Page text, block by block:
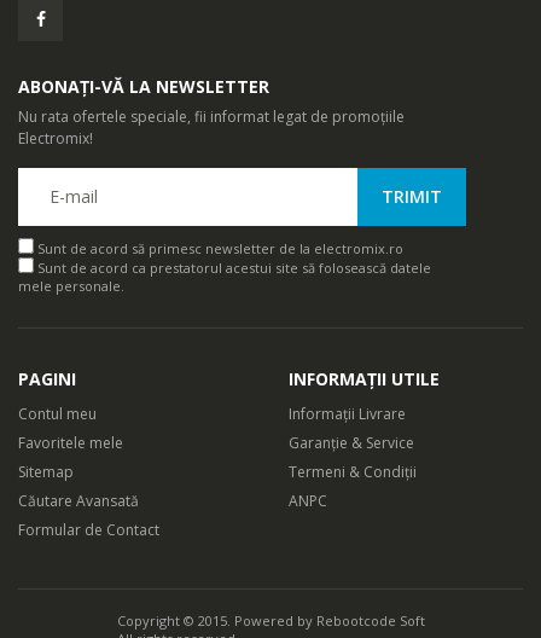
ABONAȚI-VĂ LA NEWSLETTER
Nu rata ofertele speciale, fii informat legat de promoțiile
Electromix!
Sunt de acord să primesc newsletter de la electromix.ro
Sunt de acord ca prestatorul acestui site să folosească datele
mele personale.
PAGINI
Contul meu
Favoritele mele
Sitemap
Căutare Avansată
Formular de Contact
INFORMAȚII UTILE
Informații Livrare
Garanție & Service
Termeni & Condiții
ANPC
Copyright © 2015. Powered by Rebootcode Soft